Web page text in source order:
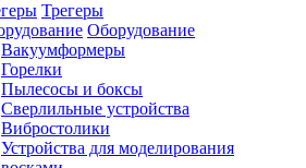
Трегеры
Оборудование
Вакуумформеры
Горелки
Пылесосы и боксы
Сверлильные устройства
Вибростолики
Устройства для моделирования